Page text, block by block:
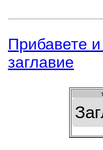
Прибавете
заглавиe